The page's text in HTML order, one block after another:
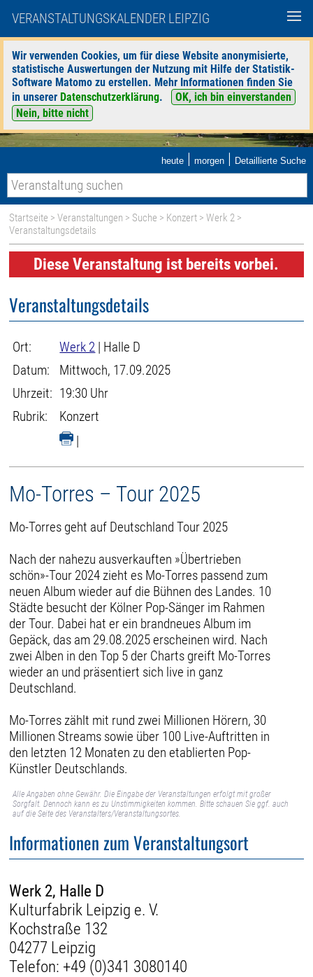
VERANSTALTUNGSKALENDER LEIPZIG
Wir verwenden Cookies, um für diese Website anonymisierte,
statistische Auswertungen der Nutzung mit Hilfe der Statistik-
Software Matomo zu erstellen. Mehr Informationen finden Sie
in unserer Datenschutzerklärung.
OK, ich bin einverstanden
Nein, bitte nicht
heute | morgen | Detaillierte Suche
Startseite >Veranstaltungen > Suche > Konzert >Werk 2 >
Veranstaltungsdetails
Diese Veranstaltung ist bereits vorbei.
Veranstaltungsdetails
Ort: Werk 2 | Halle D
Datum:
Mittwoch, 17.09.2025
Uhrzeit: 19:30 Uhr
Rubrik:
Konzert
|
Mo-Torres – Tour 2025
Mo-Torres geht auf Deutschland Tour 2025
Nach der nahezu ausverkauften »Übertrieben
schön»-Tour 2024 zieht es Mo-Torres passend zum
neuen Album wieder auf die Bühnen des Landes. 10
Städte besucht der Kölner Pop-Sänger im Rahmen
der Tour. Dabei hat er ein brandneues Album im
Gepäck, das am 29.08.2025 erscheinen wird. Nach
zwei Alben in den Top 5 der Charts greift Mo-Torres
wieder an und präsentiert sich live in ganz
Deutschland.
Mo-Torres zählt mit rund zwei Millionen Hörern, 30
Millionen Streams sowie über 100 Live-Auftritten in
den letzten 12 Monaten zu den etablierten Pop-
Künstler Deutschlands.
Alle Angaben ohne Gewähr. Die Eingabe der Veranstaltungen erfolgt mit großer
Sorgfalt. Dennoch kann es zu Unstimmigkeiten kommen. Bitte schauen Sie ggf. auch
auf die Seite des Veranstalters/Veranstaltungsortes.
Informationen zum Veranstaltungsort
Werk 2, Halle D
Kulturfabrik Leipzig e. V.
Kochstraße 132
04277 Leipzig
Telefon: +49 (0)341 3080140